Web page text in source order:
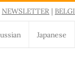
NEWSLETTER |
Japanese